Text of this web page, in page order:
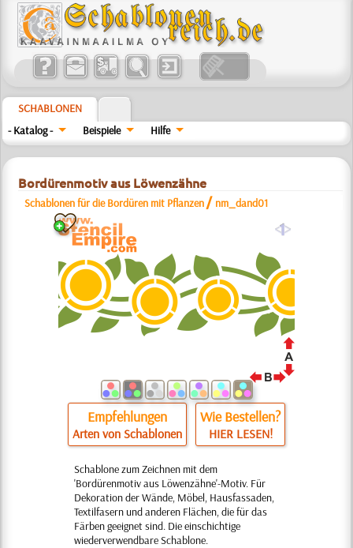
SCHABLONEN
- Katalog -
Beispiele Hilfe
Bordürenmotiv aus Löwenzähne
Schablonen für die Bordüren mit Pflanzen / nm_dand01
a
Empfehlungen
Arten von Schablonen
Wie Bestellen?
HIER LESEN!
Schablone zum Zeichnen mit dem
'Bordürenmotiv aus Löwenzähne'-Motiv. Für
Dekoration der Wände, Möbel, Hausfassaden,
Textilfasern und anderen Flächen, die für das
Färben geeignet sind. Die einschichtige
wiederverwendbare Schablone.